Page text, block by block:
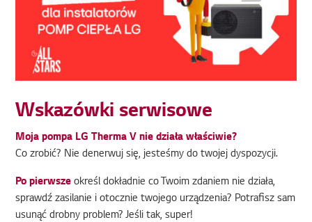
Wskazówki serwisowe
Moja pompa LG Therma V nie działa właściwie?
Co zrobić? Nie denerwuj się, jesteśmy do twojej dyspozycji.
Po pierwsze określ dokładnie co Twoim zdaniem nie działa,
sprawdź zasilanie i otocznie twojego urządzenia? Potrafisz sam
usunąć drobny problem? Jeśli tak, super!